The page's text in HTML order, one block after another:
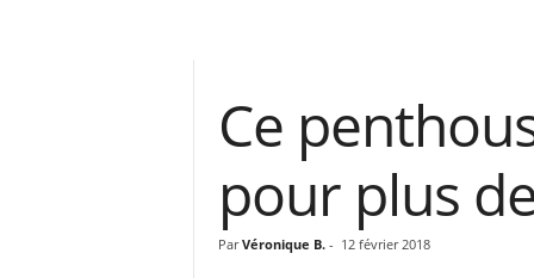
Ce
pour plus
Par Véronique B.- 12 février 2018